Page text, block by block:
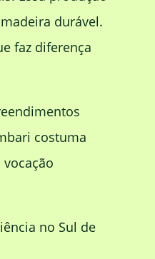
durável.
faz diferença
costuma
no Sul de